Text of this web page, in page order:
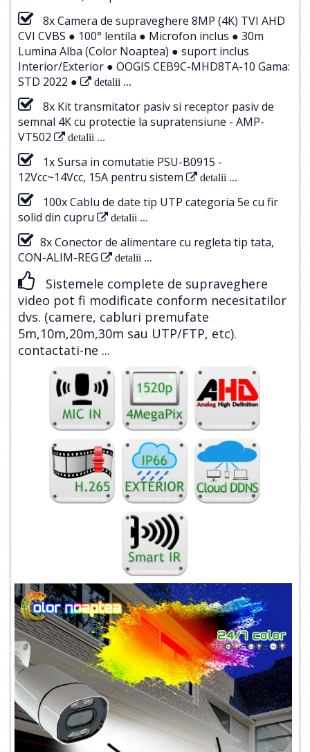
8x Camera de supraveghere 8MP (4K) TVI AHD
CVI CVBS ● 100° lentila ● Microfon inclus ● 30m
Lumina Alba (Color Noaptea) ● suport inclus
Interior/Exterior ● OOGIS CEB9C-MHD8TA-10 Gama:
STD 2022 ●
detalii ...
8x Kit transmitator pasiv si receptor pasiv de
semnal 4K cu protectie la supratensiune - AMP-
VT502
detalii ...
1x Sursa in comutatie PSU-B0915 -
12Vcc~14Vcc, 15A pentru sistem
detalii ...
100x Cablu de date tip UTP categoria 5e cu fir
solid din cupru
detalii ...
8x Conector de alimentare cu regleta tip tata,
CON-ALIM-REG
detalii ...
Sistemele complete de supraveghere
video pot fi modificate conform necesitatilor
dvs. (camere, cabluri premufate
5m,10m,20m,30m sau UTP/FTP, etc).
contactati-ne ...